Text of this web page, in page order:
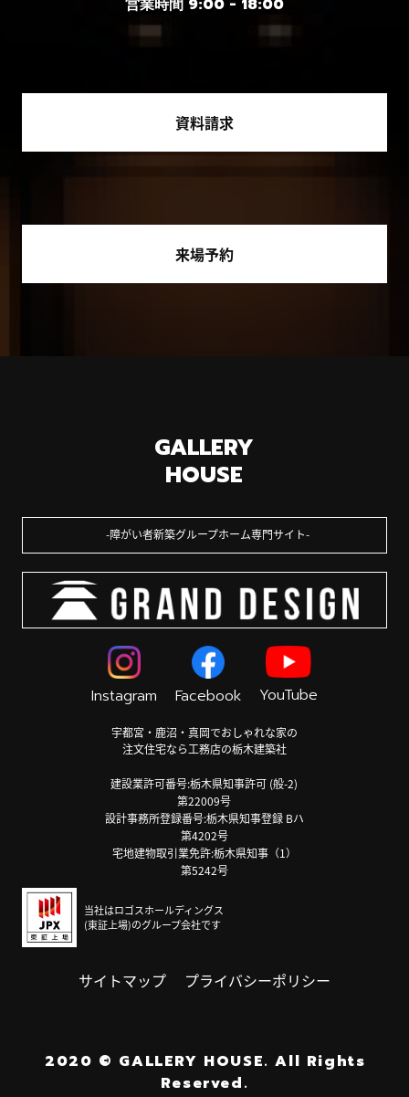
営業時間 9:00 - 18:00
資料請求
来場予約
GALLERY
HOUSE
障がい者新築グループホーム専門サイト
Instagram Facebook YouTube
宇都宮・鹿沼・真岡でおしゃれな家の
注文住宅なら工務店の栃木建築社
建設業許可番号:栃木県知事許可 (般-2)
第22009号
設計事務所登録番号:栃木県知事登録 Bハ
第4202号
宅地建物取引業免許:栃木県知事（1）
第5242号
当社はロゴスホールディングス
(東証上場)のグループ会社です
サイトマップ プライバシーポリシー
2020 © GALLERY HOUSE. All Rights
Reserved.